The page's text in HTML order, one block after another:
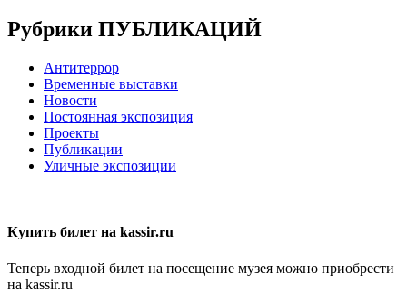
Рубрики ПУБЛИКАЦИЙ
Антитеррор
Временные выставки
Новости
Постоянная экспозиция
Проекты
Публикации
Уличные экспозиции
Купить билет на kassir.ru
Теперь входной билет на посещение музея можно приобрести
на kassir.ru